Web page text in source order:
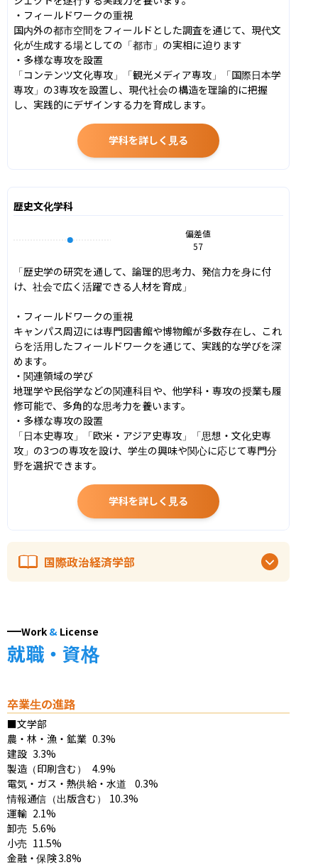
・フィールドワークの重視
​国内外の都市空間をフィールドとした調査を通じて、現代文
化が生成する場としての「都市」の実相に迫ります
・多様な専攻を設置
​「コンテンツ文化専攻」「観光メディア専攻」「国際日本学
専攻」の3専攻を設置し、現代社会の構造を理論的に把握
し、実践的にデザインする力を育成します。
学科を詳しく見る
歴史文化学科
偏差値
57
「歴史学の研究を通して、論理的思考力、発信力を身に付
け、社会で広く活躍できる人材を育成」
・フィールドワークの重視
​キャンパス周辺には専門図書館や博物館が多数存在し、これ
らを活用したフィールドワークを通じて、実践的な学びを深
めます。 ​
・関連領域の学び
​地理学や民俗学などの関連科目や、他学科・専攻の授業も履
修可能で、多角的な思考力を養います。
・多様な専攻の設置
​「日本史専攻」「欧米・アジア史専攻」「思想・文化史専
攻」の3つの専攻を設け、学生の興味や関心に応じて専門分
野を選択できます。 ​
学科を詳しく見る
国際政治経済学部
Work & License
就職・資格
卒業生の進路
■文学部
農・林・漁・鉱業	0.3%
建設	3.3%
製造（印刷含む）	4.9%
電気・ガス・熱供給・水道	0.3%
情報通信（出版含む）	10.3%
運輸	2.1%
卸売	5.6%
小売	11.5%
金融・保険	3.8%